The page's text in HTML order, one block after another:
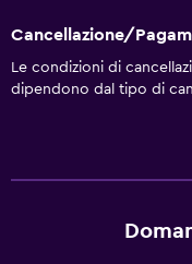
Esterno
Cancellazione/
Le condizioni di
dipendono dal tipo di